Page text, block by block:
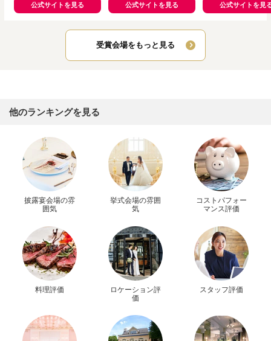
公式サイトを見る 公式サイトを見る 公式サイトを見
受賞会場をもっと見る
他のランキングを見る
披露宴会場の雰
囲気
挙式会場の雰囲
気
コストパフォー
マンス評価
料理評価
ロケーション評
価
スタッフ評価